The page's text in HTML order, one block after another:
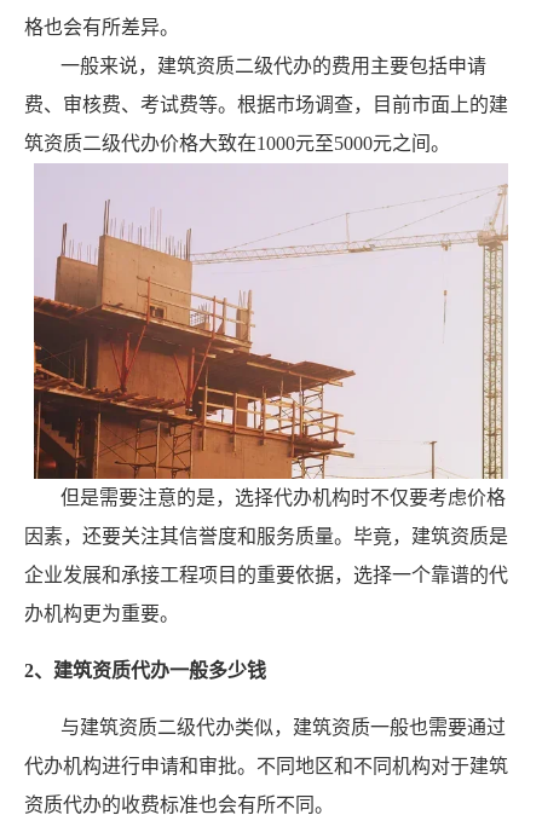
格也会有所差异。
一般来说，建筑资质二级代办的费用主要包括申请
费、审核费、考试费等。根据市场调查，目前市面上的建
筑资质二级代办价格大致在1000元至5000元之间。
但是需要注意的是，选择代办机构时不仅要考虑价格
因素，还要关注其信誉度和服务质量。毕竟，建筑资质是
企业发展和承接工程项目的重要依据，选择一个靠谱的代
办机构更为重要。
2、建筑资质代办一般多少钱
与建筑资质二级代办类似，建筑资质一般也需要通过
代办机构进行申请和审批。不同地区和不同机构对于建筑
资质代办的收费标准也会有所不同。